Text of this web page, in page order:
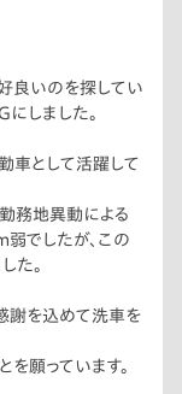
良いのを探してい
しました。
車として活躍して
務地異動による
でしたが、この
た。
謝を込めて洗車を
願っています。